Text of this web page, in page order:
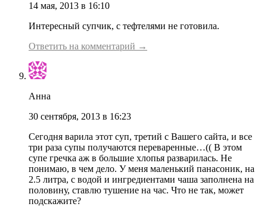
14 мая, 2013 в 16:10
Интересный супчик, с тефтелями не готовила.
Ответить на комментарий →
Анна
30 сентября, 2013 в 16:23
Сегодня варила этот суп, третий с Вашего сайта, и все
три раза супы получаются переваренные…(( В этом
супе гречка аж в большие хлопья разварилась. Не
понимаю, в чем дело. У меня маленький панасоник, на
2.5 литра, с водой и ингредиентами чаша заполнена на
половину, ставлю тушение на час. Что не так, может
подскажите?